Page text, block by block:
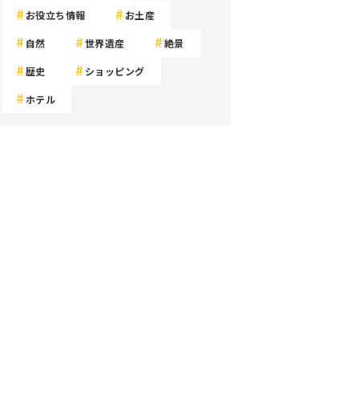
お役立ち情報 お土産
自然 世界遺産 絶景
歴史 ショッピング
ホテル